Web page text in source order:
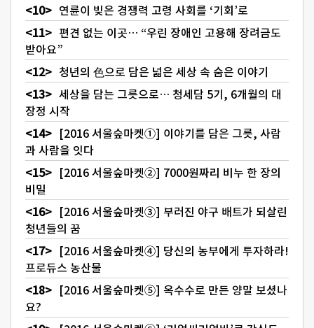
연륜이 빚은 경쟁력 고령 사회를 ‘기회’로
편견 없는 이곳… “우린 장애인 고용해 장려금도
받아요”
청년의 色으로 담은 넓은 세상 속 숨은 이야기
세상을 담는 그릇으로… 청세담 5기, 6개월의 대
장정 시작
[2016 서울숲마켓①] 이야기를 담은 그릇, 사람
과 사람을 잇다
[2016 서울숲마켓②] 7000원짜리 비누 한 장의
비밀
[2016 서울숲마켓③] 부러진 야구 배트가 되살린
청년들의 꿈
[2016 서울숲마켓④] 당신의 농부에게 투자하라!
프로듀스 농산물
[2016 서울숲마켓⑤] 옥수수로 만든 양말 보셨나
요?